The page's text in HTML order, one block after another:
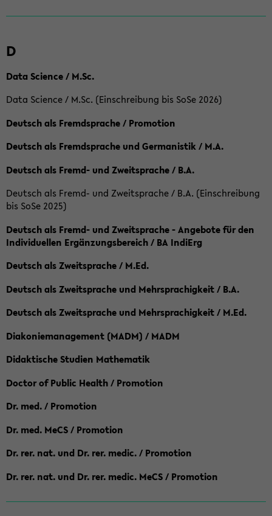
D
Data Science / M.Sc.
Data Science / M.Sc. (Einschreibung bis SoSe 2026)
Deutsch als Fremdsprache / Promotion
Deutsch als Fremdsprache und Germanistik / M.A.
Deutsch als Fremd- und Zweitsprache / B.A.
Deutsch als Fremd- und Zweitsprache / B.A. (Einschreibung
bis SoSe 2025)
Deutsch als Fremd- und Zweitsprache - Angebote für den
Individuellen Ergänzungsbereich / BA IndiErg
Deutsch als Zweitsprache / M.Ed.
Deutsch als Zweitsprache und Mehrsprachigkeit / B.A.
Deutsch als Zweitsprache und Mehrsprachigkeit / M.Ed.
Diakoniemanagement (MADM) / MADM
Didaktische Studien Mathematik
Doctor of Public Health / Promotion
Dr. med. / Promotion
Dr. med. MeCS / Promotion
Dr. rer. nat. und Dr. rer. medic. / Promotion
Dr. rer. nat. und Dr. rer. medic. MeCS / Promotion